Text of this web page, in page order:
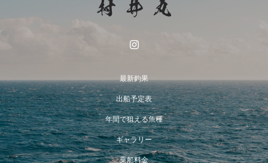
最新釣果
出船予定表
年間で狙える魚種
ギャラリー
乗船料金